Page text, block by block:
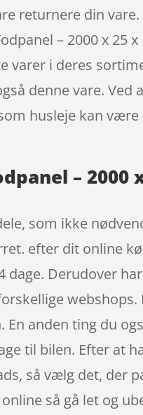
returnere din
– 2000 x
varer i deres
denne vare.
husleje kan
–
som ikke
efter dit online
Derudover
anden ting du
til bilen. Efter at
så vælg det, der
så gå let og